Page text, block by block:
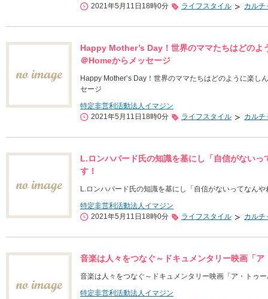
2021年5月11日18時0分
ライフスタイル カルチ
Happy Mother’s Day！世界のママたちはどのよ
＠Homeからメッセージ
Happy Mother’s Day！世界のママたちはどのように楽
セージ
特定非営利活動法人イマジン
2021年5月11日18時0分
ライフスタイル カルチ
L.ロンハバード氏の知識を基にし「自信がない
す！
L.ロンハバード氏の知識を基にし「自信がないってなん
特定非営利活動法人イマジン
2021年5月11日18時0分
ライフスタイル カルチ
音楽は人々をつなぐ～ドキュメンタリー映画「
音楽は人々をつなぐ～ドキュメンタリー映画「ア・トゥ
特定非営利活動法人イマジン